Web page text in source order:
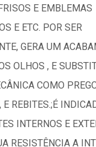
E EMBLEMAS
E ETC. POR SER
GERA UM
OLHOS , E
COMO
E REBITES.;É
INTERNOS E
RESISTÊNCIA A